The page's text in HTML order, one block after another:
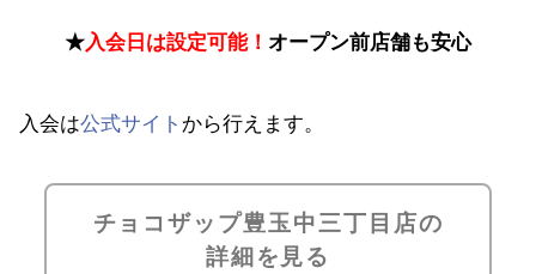
★入会日は設定可能！ オープン前店舗も安心
入会は公式サイト から行えます。
チョコザップ豊玉中三丁目店の
詳細を見る